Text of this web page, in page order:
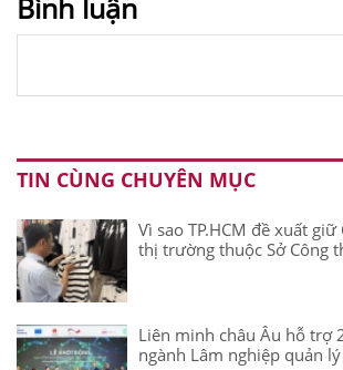
Bình luận
TIN CÙNG CHUYÊN MỤC
Vì sao TP.HCM đề xuất
thị trường thuộc Sở Công
Liên minh châu Âu hỗ trợ
ngành Lâm nghiệp quản